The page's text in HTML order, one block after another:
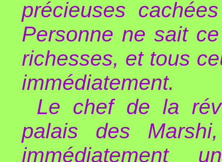
précieuses
Personne ne sait
richesses, et tous
immédiatement.
Le chef de la
palais des
immédiatement